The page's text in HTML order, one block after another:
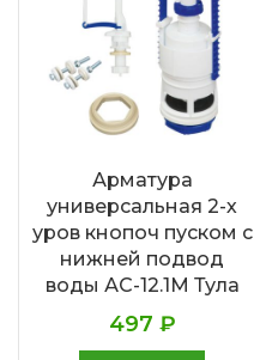
Арматура
универсальная 2-х
уров кнопоч пуском с
нижней подвод
воды АС-12.1М Тула
497 ₽